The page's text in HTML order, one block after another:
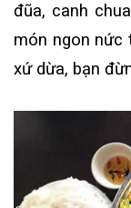
đũa, canh
món ngon nức
xứ dừa, bạn